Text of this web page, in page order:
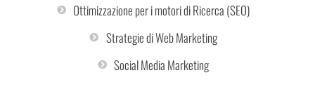
Ottimizzazione per i motori di Ricerca (SEO)
Strategie di Web Marketing
Social Media Marketing